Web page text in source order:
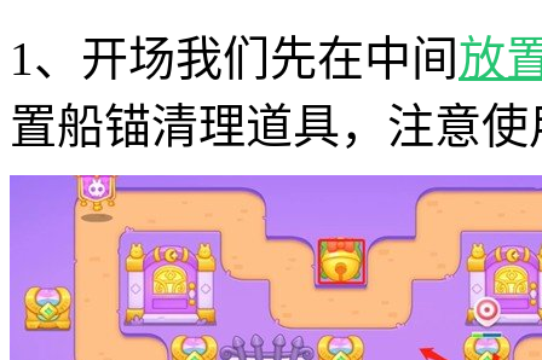
1、开场我们先在中间放
置船锚清理道具，注意